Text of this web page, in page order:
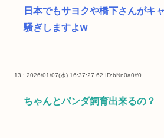
日本でもサヨクや橋下さんがキ
騒ぎしますよw
13 : 2026/01/07(水) 16:37:27.62 ID:bNn0a0/f0
ちゃんとパンダ飼育出来るの？